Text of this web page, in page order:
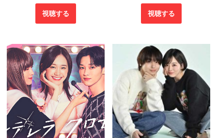
視聴する 視聴する